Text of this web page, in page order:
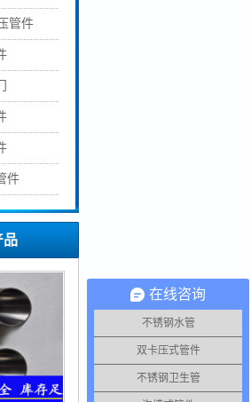
管件
件
品
在线咨询
不锈钢水管
双卡压式管件
不锈钢卫生管